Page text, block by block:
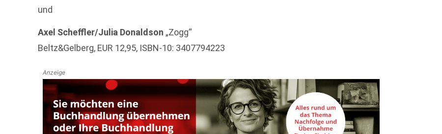
und
Axel Scheffler/Julia Donaldson „Zogg“
Beltz&Gelberg, EUR 12,95, ISBN-10: 3407794223
Anzeige